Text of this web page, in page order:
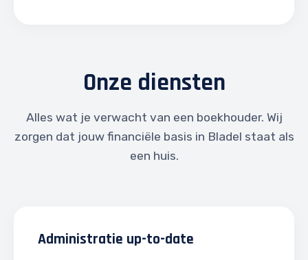
Onze diensten
Alles wat je verwacht van een boekhouder. Wij
zorgen dat jouw financiële basis in Bladel staat als
een huis.
Administratie up-to-date